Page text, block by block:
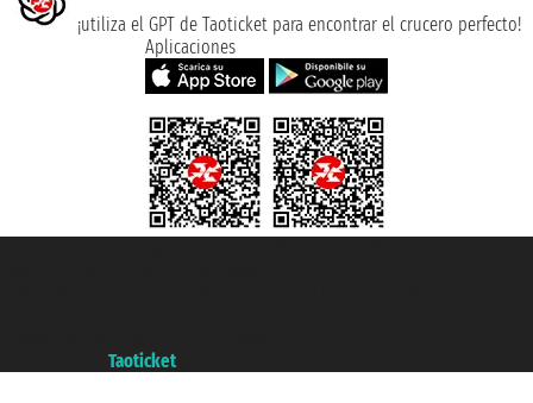
¡utiliza el GPT de Taoticket para encontrar el crucero perfecto!
Aplicaciones
Taoticket